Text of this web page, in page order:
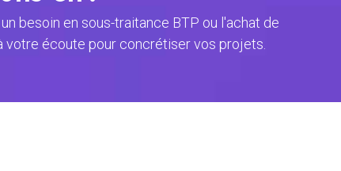
besoin en sous-traitance BTP ou l'achat de
écoute pour concrétiser vos projets.